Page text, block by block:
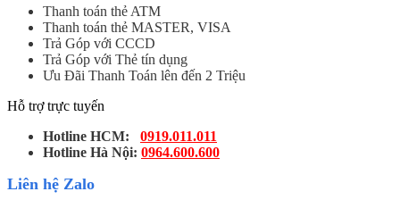
Thanh toán thẻ ATM
Thanh toán thẻ MASTER, VISA
Trả Góp với CCCD
Trả Góp với Thẻ tín dụng
Ưu Đãi Thanh Toán lên đến 2 Triệu
Hỗ trợ trực tuyến
Hotline HCM: 0919.011.011
Hotline Hà Nội: 0964.600.600
Liên hệ Zalo